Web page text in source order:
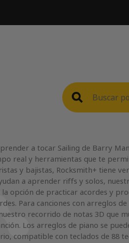
a tocar Sailing de Barry
real y herramientas que te
y bajistas, Rocksmith+ tiene
a aprender riffs y solos,
opción de practicar acordes y
Para canciones con arreglos
recorrido de notas 3D que
Los arreglos de piano se
compatible con teclados de 88